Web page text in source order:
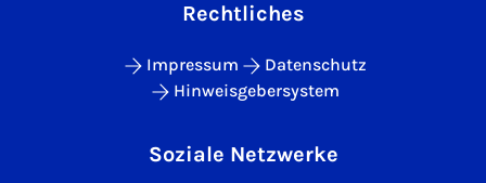
Rechtliches
Impressum
Datenschutz
Hinweisgebersystem
Soziale Netzwerke